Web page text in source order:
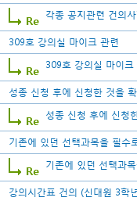
각종 공지관련 건의
309호 강의실 마이크 관련
309호 강의실 마이크
성종 신청 후에 신청한 것을
성종 신청 후에 신청
기존에 있던 선택과목을 필수
기존에 있던 선택과
강의시간표 건의 (신대원 3학